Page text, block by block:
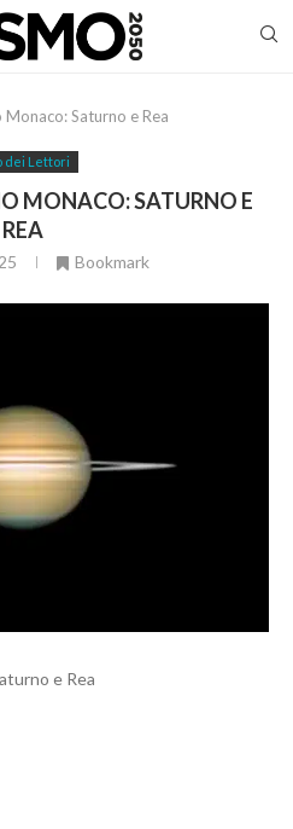
Saturno e Rea
dei Lettori
MONACO: SATURNO E
REA
Bookmark
e Rea